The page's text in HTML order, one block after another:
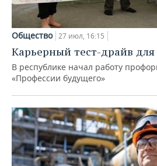
Общество 27 июл, 16:15
Карьерный тест-драйв
В республике начал работу
«Профессии будущего»